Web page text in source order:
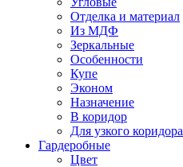
Отделка и материал
Из МДФ
Зеркальные
Особенности
Купе
Эконом
Назначение
В коридор
Для узкого коридора
Гардеробные
Цвет